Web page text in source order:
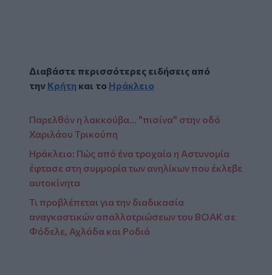
Διαβάστε περισσότερες ειδήσεις από
την Κρήτη και το Ηράκλειο
Παρελθόν η λακκούβα... "πισίνα" στην οδό
Χαριλάου Τρικούπη
Ηράκλειο: Πώς από ένα τροχαίο η Αστυνομία
έφτασε στη συμμορία των ανηλίκων που έκλεβε
αυτοκίνητα
Τι προβλέπεται για την διαδικασία
αναγκαστικών απαλλοτριώσεων του ΒΟΑΚ σε
Φόδελε, Αχλάδα και Ροδιά